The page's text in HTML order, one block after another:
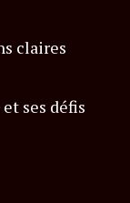
claires
ses défis